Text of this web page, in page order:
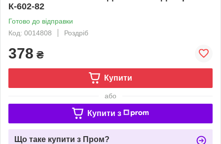
К-602-82
Готово до відправки
Код: 0014808
Роздріб
378 ₴
Купити
або
Купити з
Що таке купити з Пром?